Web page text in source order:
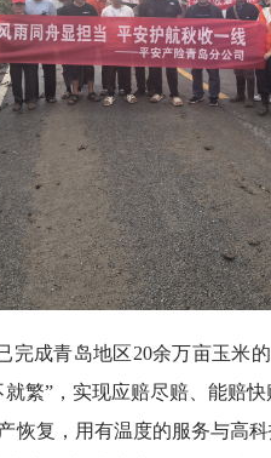
完成青岛地区20余万亩玉米
繁”，实现应赔尽赔、能赔
恢复，用有温度的服务与高